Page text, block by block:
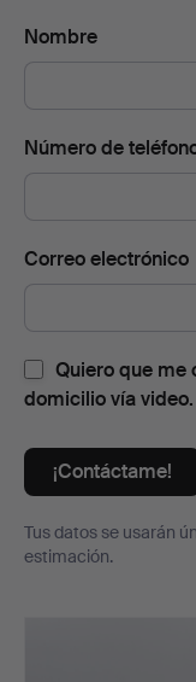
Nombre
Número de
Correo electrónico
Quiero que me
domicilio vía video.
¡Contáctame!
Tus datos se usarán
estimación.